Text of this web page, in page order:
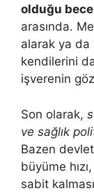
olduğu
arasında.
alarak ya da
kendilerini
işverenin
Son olarak,
ve sağlık
Bazen
büyüme
sabit